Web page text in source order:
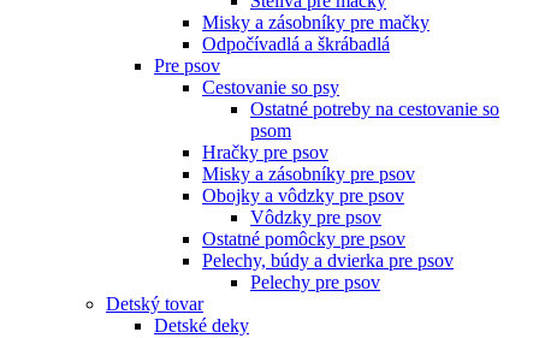
Misky a zásobníky pre mačky
Odpočívadlá a škrábadlá
Pre psov
Cestovanie so psy
Ostatné potreby na cestovanie so
psom
Hračky pre psov
Misky a zásobníky pre psov
Obojky a vôdzky pre psov
Vôdzky pre psov
Ostatné pomôcky pre psov
Pelechy, búdy a dvierka pre psov
Pelechy pre psov
Detský tovar
Detské deky